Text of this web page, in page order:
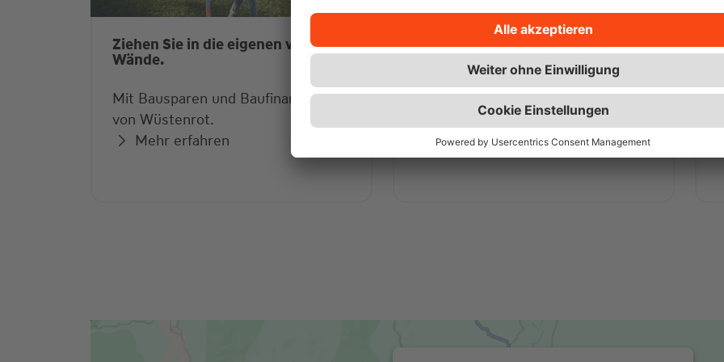
Ziehen Sie in die eigenen vier
Wände.
Mit Bausparen und Baufinanzierung
von Wüstenrot.
Mehr erfahren
Wüstenrot Wohnwelt
Über 350.000 Immobilienangebote
sowie interessante Ratgeber und
Beiträge.
Zur Wüstenrot Wohnwelt